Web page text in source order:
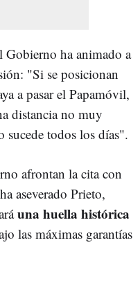
Gobierno ha animado a
"Si se posicionan
a pasar el Papamóvil,
distancia no muy
sucede todos los días".
afrontan la cita con
aseverado Prieto,
una huella histórica
las máximas garantías